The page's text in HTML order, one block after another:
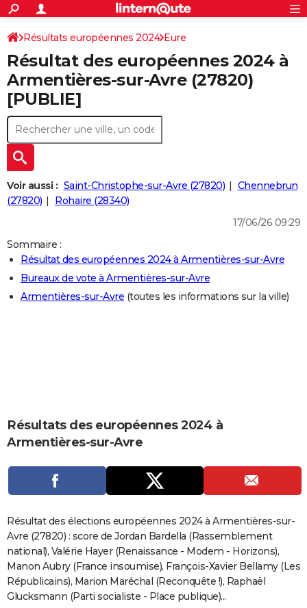
ACTUALITÉS
Politique
Société
Faits Divers
Education
Monde
Villes
+
SPORT
Coupe du monde 2026
Football
Tennis
Cyclisme
Rugby
Forum
Programme TV
TNT
Streaming
Cinéma
Sorties cinéma
Musique
+FINANCE
Retraite
Impôts
Epargne
Immobilier
Risques naturels par ville
Banque
Assurance
CréditAUTO
Essais
Réserver un essai
Citadines
Berlines
SUV
Forum auto
+HIGH-TECH
Mobiles
Meilleur smartphone
Internet
Ordinateurs
Jeux vidéo
Guide high-tech
+
BRICOLAGE
Forum
Aménagement intérieur
Extérieur
Cuisine
Salle de bains
Jardinage
Rangement
+
LIFESTYLE
Art de vivre
Bien-être
Loisirs
Mode
Modes de vie
SANTE
Alimentation
Guide de la santé
Maladies
Médicaments
Sommeil
VOYAGE
Carte de Noël
Carte Bonne année
Carte Saint-Valentin
Carte Pâques
Carte d'anniversaire
COPAINS D'AVANT
AVIS DE DÉCÈS
FORUM
Bricolage
Lifestyle
Culture
Sport
Auto
Television
Voyage
Cinema
S'inscrire
Connexion
Résultats européennes 2024 Eure
Résultat des européennes 2024 à
Armentières-sur-Avre (27820)
[PUBLIE]
Voir aussi : Saint-Christophe-sur-Avre (27820)
Chennebrun
(27820)
Rohaire (28340)
17/06/26 09:29
Sommaire :
Résultat des européennes 2024 à Armentières-sur-Avre
Bureaux de vote à Armentières-sur-Avre
Armentières-sur-Avre (toutes les informations sur la ville)
Résultats des européennes 2024 à
Armentières-sur-Avre
Résultat des élections européennes 2024 à Armentières-sur-
Avre (27820) : score de Jordan Bardella (Rassemblement
national), Valérie Hayer (Renaissance - Modem - Horizons),
Manon Aubry (France insoumise), François-Xavier Bellamy (Les
Républicains), Marion Maréchal (Reconquête !), Raphaël
Glucksmann (Parti socialiste - Place publique)...